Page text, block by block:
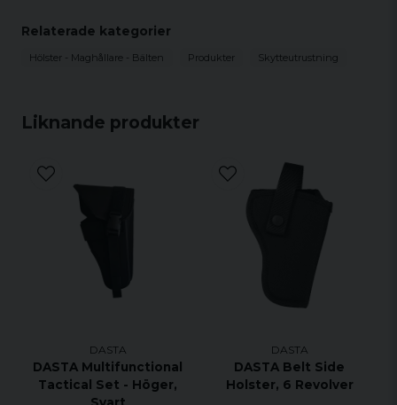
Liknande produkter
DASTA
DASTA Multifunctional
Tactical Set - Höger,
DASTA
DASTA Belt Side
Holster, 6 Revolver
Anonym
Relaterade kategorier
Hölster - Maghållare - Bälten Produkter Skytteutrustning